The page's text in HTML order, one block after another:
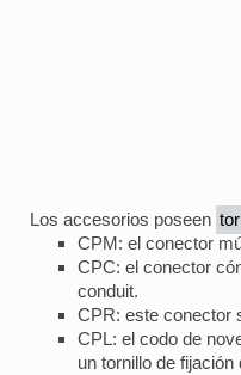
Los accesorios poseen
CPM: el conector
CPC: el conector
conduit.
CPR: este conector
CPL: el codo de
un tornillo de